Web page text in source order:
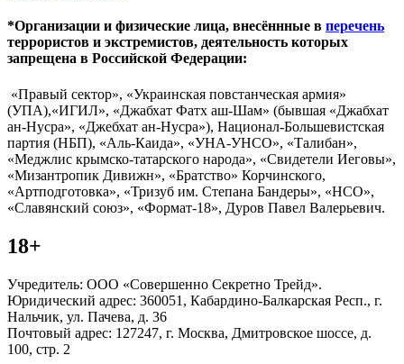
*Организации и физические лица, внесённные в перечень
террористов и экстремистов, деятельность которых
запрещена в Российской Федерации:
«Правый сектор», «Украинская повстанческая армия»
(УПА),«ИГИЛ», «Джабхат Фатх аш-Шам» (бывшая «Джабхат
ан-Нусра», «Джебхат ан-Нусра»), Национал-Большевистская
партия (НБП), «Аль-Каида», «УНА-УНСО», «Талибан»,
«Меджлис крымско-татарского народа», «Свидетели Иеговы»,
«Мизантропик Дивижн», «Братство» Корчинского,
«Артподготовка», «Тризуб им. Степана Бандеры», «НСО»,
«Славянский союз», «Формат-18», Дуров Павел Валерьевич.
18+
Учредитель: ООО «Совершенно Секретно Трейд».
Юридический адрес: 360051, Кабардино-Балкарская Респ., г.
Нальчик, ул. Пачева, д. 36
Почтовый адрес: 127247, г. Москва, Дмитровское шоссе, д.
100, стр. 2